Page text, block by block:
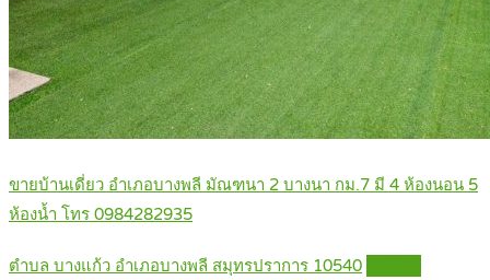
ขายบ้านเดี่ยว อำเภอบางพลี มัณฑนา 2 บางนา กม.7 มี 4 ห้องนอน 5
ห้องน้ำ โทร 0984282935
ตำบล บางแก้ว อำเภอบางพลี สมุทรปราการ 10540